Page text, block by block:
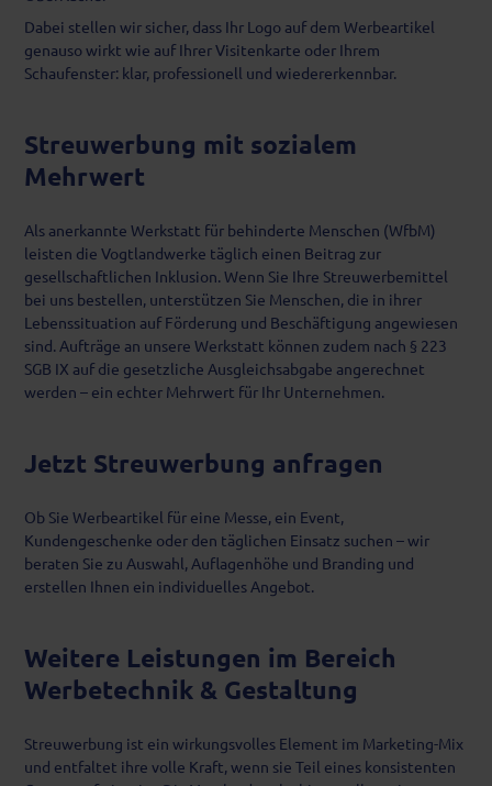
Dabei stellen wir sicher, dass Ihr Logo auf dem Werbeartikel
genauso wirkt wie auf Ihrer Visitenkarte oder Ihrem
Schaufenster: klar, professionell und wiedererkennbar.
Streuwerbung mit sozialem
Mehrwert
Als anerkannte Werkstatt für behinderte Menschen (WfbM)
leisten die Vogtlandwerke täglich einen Beitrag zur
gesellschaftlichen Inklusion. Wenn Sie Ihre Streuwerbemittel
bei uns bestellen, unterstützen Sie Menschen, die in ihrer
Lebenssituation auf Förderung und Beschäftigung angewiesen
sind. Aufträge an unsere Werkstatt können zudem nach § 223
SGB IX auf die gesetzliche Ausgleichsabgabe angerechnet
werden – ein echter Mehrwert für Ihr Unternehmen.
Jetzt Streuwerbung anfragen
Ob Sie Werbeartikel für eine Messe, ein Event,
Kundengeschenke oder den täglichen Einsatz suchen – wir
beraten Sie zu Auswahl, Auflagenhöhe und Branding und
erstellen Ihnen ein individuelles Angebot.
Weitere Leistungen im Bereich
Werbetechnik & Gestaltung
Streuwerbung ist ein wirkungsvolles Element im Marketing-Mix
und entfaltet ihre volle Kraft, wenn sie Teil eines konsistenten